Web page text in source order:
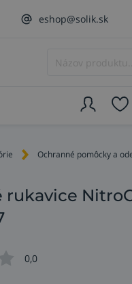
eshop@solik.sk
Ochranné pomôcky a
rukavice
0,0